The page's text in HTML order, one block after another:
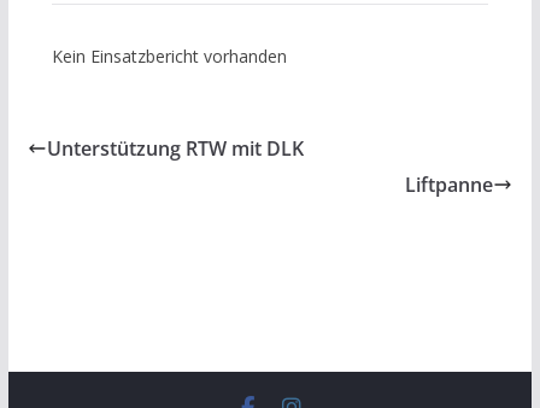
Kein Einsatzbericht vorhanden
Unterstützung RTW mit DLK
Liftpanne